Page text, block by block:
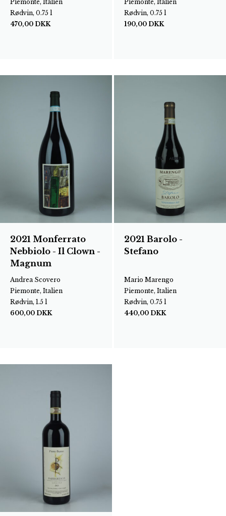
Piemonte, Italien
Rødvin, 0.75 l
470,00 DKK
Piemonte, Italien
Rødvin, 0.75 l
190,00 DKK
2021 Monferrato
Nebbiolo - Il Clown -
Magnum
Andrea Scovero
Piemonte, Italien
Rødvin, 1.5 l
600,00 DKK
2021 Barolo -
Stefano
Mario Marengo
Piemonte, Italien
Rødvin, 0.75 l
440,00 DKK